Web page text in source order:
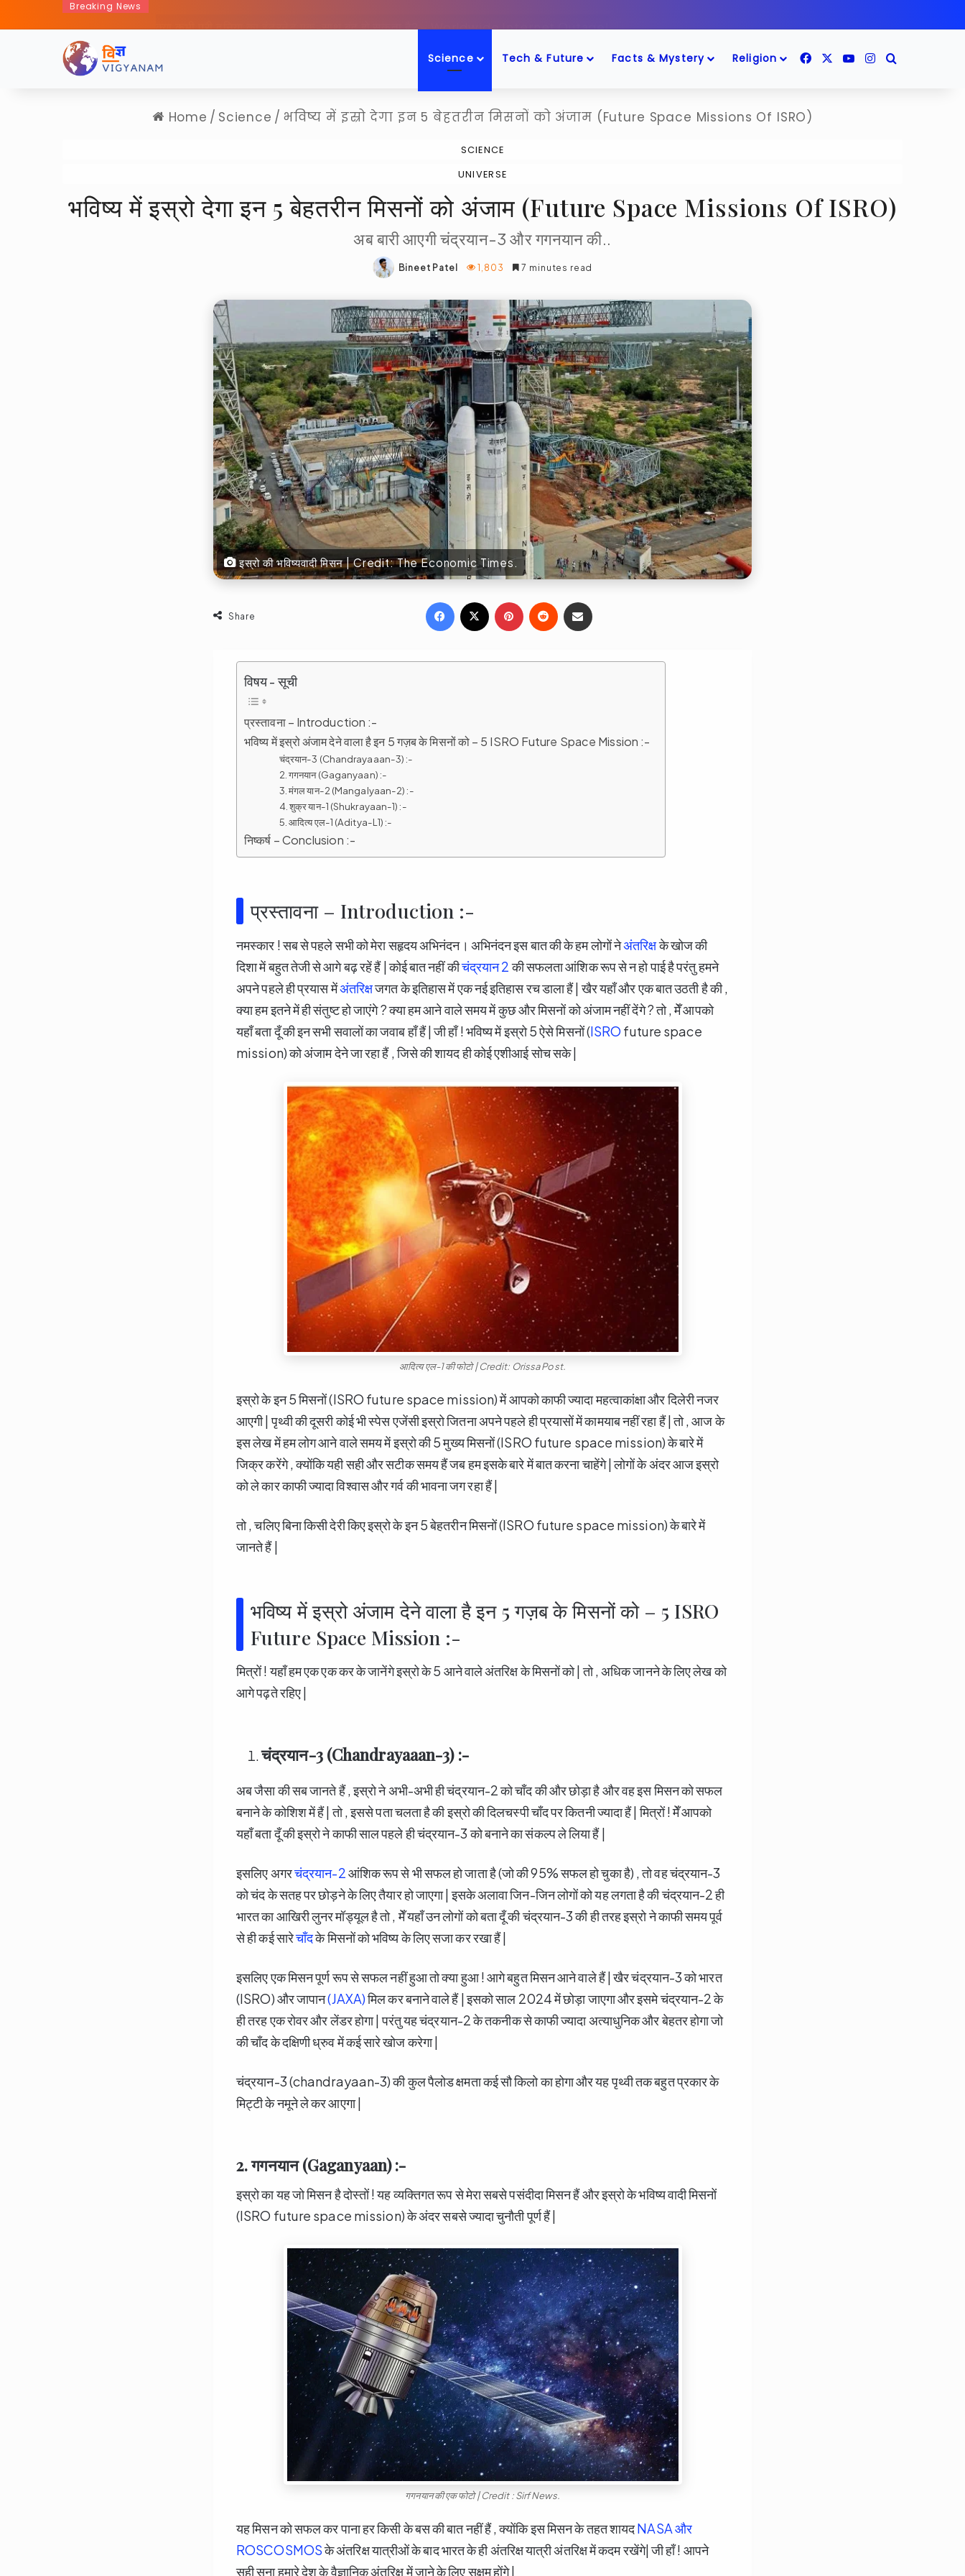
Breaking News
Science Tech & Future Facts & Mystery Religion FacebookYouTubeInstagram
Home / Science / भविष्य में इस्रो देगा इन 5 बेहतरीन मिसनों को अंजाम (Future Space Missions Of ISRO)
SCIENCE
UNIVERSE
भविष्य में इस्रो देगा इन 5 बेहतरीन मिसनों को अंजाम (Future Space Missions Of ISRO)
अब बारी आएगी चंद्रयान-3 और गगनयान की..
Bineet Patel 1,803 7 minutes read
इस्रो की भविष्यवादी मिसन | Credit: The Economic Times.
Share
Facebook Pinterest
Reddit
विषय - सूची
प्रस्तावना – Introduction :-
भविष्य में इस्रो अंजाम देने वाला है इन 5 गज़ब के मिसनों को – 5 ISRO Future Space Mission :-
चंद्रयान-3 (Chandrayaaan-3) :-
2. गगनयान (Gaganyaan) :-
3. मंगल यान-2 (Mangalyaan-2) :-
4. शुक्र यान-1 (Shukrayaan-1) :-
5. आदित्य एल-1 (Aditya-L1) :-
निष्कर्ष – Conclusion :-
प्रस्तावना – Introduction :-
नमस्कार ! सब से पहले सभी को मेरा सहृदय अभिनंदन। अभिनंदन इस बात की के हम लोगों नेअंतरिक्षके खोज की
दिशा में बहुत तेजी से आगे बढ़ रहें हैं | कोई बात नहीं कीचंद्रयान 2 की सफलता आंशिक रूप से न हो पाई है परंतु हमने
अपने पहले ही प्रयास मेंअंतरिक्षजगत के इतिहास में एक नई इतिहास रच डाला हैं | खैर यहाँ और एक बात उठती है की ,
क्या हम इतने में ही संतुष्ट हो जाएंगे ? क्या हम आने वाले समय में कुछ और मिसनों को अंजाम नहीं देंगे ? तो , मेँ आपको
यहाँ बता दूँ की इन सभी सवालों का जवाब हाँ हैं | जी हाँ ! भविष्य में इस्रो 5 ऐसे मिसनों (ISRO future space
mission) को अंजाम देने जा रहा हैं , जिसे की शायद ही कोई एशीआई सोच सके |
आदित्य एल-1 की फोटो | Credit: Orissa Post.
इस्रो के इन 5 मिसनों (ISRO future space mission) में आपको काफी ज्यादा महत्वाकांक्षा और दिलेरी नजर
आएगी | पृथ्वी की दूसरी कोई भी स्पेस एजेंसी इस्रो जितना अपने पहले ही प्रयासों में कामयाब नहीं रहा हैं | तो , आज के
इस लेख में हम लोग आने वाले समय में इस्रो की 5 मुख्य मिसनों (ISRO future space mission) के बारे में
जिक्र करेंगे , क्योंकि यही सही और सटीक समय हैं जब हम इसके बारे में बात करना चाहेंगे | लोगों के अंदर आज इस्रो
को ले कार काफी ज्यादा विश्वास और गर्व की भावना जग रहा हैं |
तो , चलिए बिना किसी देरी किए इस्रो के इन 5 बेहतरीन मिसनों (ISRO future space mission) के बारे में
जानते हैं |
भविष्य में इस्रो अंजाम देने वाला है इन 5 गज़ब के मिसनों को – 5 ISRO
Future Space Mission :-
मित्रों ! यहाँ हम एक एक कर के जानेंगे इस्रो के 5 आने वाले अंतरिक्ष के मिसनों को | तो , अधिक जानने के लिए लेख को
आगे पढ़ते रहिए |
चंद्रयान-3 (Chandrayaaan-3) :-
अब जैसा की सब जानते हैं , इस्रो ने अभी-अभी ही चंद्रयान-2 को चाँद की और छोड़ा है और वह इस मिसन को सफल
बनाने के कोशिश में हैं | तो , इससे पता चलता है की इस्रो की दिलचस्पी चाँद पर कितनी ज्यादा हैं | मित्रों ! मेँ आपको
यहाँ बता दूँ की इस्रो ने काफी साल पहले ही चंद्रयान-3 को बनाने का संकल्प ले लिया हैं |
इसलिए अगरचंद्रयान-2आंशिक रूप से भी सफल हो जाता है (जो की 95% सफल हो चुका है) , तो वह चंद्रयान-3
को चंद के सतह पर छोड़ने के लिए तैयार हो जाएगा | इसके अलावा जिन-जिन लोगों को यह लगता है की चंद्रयान-2 ही
भारत का आखिरी लुनर मॉड्यूल है तो , मेँ यहाँ उन लोगों को बता दूँ की चंद्रयान-3 की ही तरह इस्रो ने काफी समय पूर्व
से ही कई सारेचाँदके मिसनों को भविष्य के लिए सजा कर रखा हैं |
इसलिए एक मिसन पूर्ण रूप से सफल नहीं हुआ तो क्या हुआ ! आगे बहुत मिसन आने वाले हैं | खैर चंद्रयान-3 को भारत
(ISRO) और जापान(JAXA)मिल कर बनाने वाले हैं | इसको साल 2024 में छोड़ा जाएगा और इसमे चंद्रयान-2 के
ही तरह एक रोवर और लेंडर होगा | परंतु यह चंद्रयान-2 के तकनीक से काफी ज्यादा अत्याधुनिक और बेहतर होगा जो
की चाँद के दक्षिणी ध्रुव में कई सारे खोज करेगा |
चंद्रयान-3 (chandrayaan-3) की कुल पैलोड क्षमता कई सौ किलो का होगा और यह पृथ्वी तक बहुत प्रकार के
मिट्टी के नमूने ले कर आएगा |
2. गगनयान (Gaganyaan) :-
इस्रो का यह जो मिसन है दोस्तों ! यह व्यक्तिगत रूप से मेरा सबसे पसंदीदा मिसन हैं और इस्रो के भविष्य वादी मिसनों
(ISRO future space mission) के अंदर सबसे ज्यादा चुनौती पूर्ण हैं |
गगनयान की एक फोटो | Credit : Sirf News.
यह मिसन को सफल कर पाना हर किसी के बस की बात नहीं हैं , क्योंकि इस मिसन के तहत शायदNASA और
ROSCOSMOSके अंतरिक्ष यात्रीओं के बाद भारत के ही अंतरिक्ष यात्री अंतरिक्ष में कदम रखेंगे| जी हाँ ! आपने
सही सुना हमारे देश के वैज्ञानिक अंतरिक्ष में जाने के लिए सक्षम होंगे |